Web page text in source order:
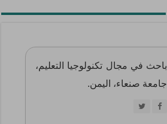
باحث في مجال تكنولوجيا التعليم،
جامعة صنعاء، اليمن.